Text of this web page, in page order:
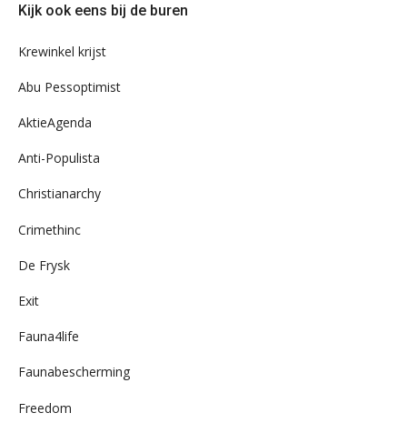
ons
Kijk ook eens bij de buren
Krewinkel krijst
Abu Pessoptimist
AktieAgenda
Anti-Populista
Christianarchy
Crimethinc
De Frysk
Exit
Fauna4life
Faunabescherming
Freedom